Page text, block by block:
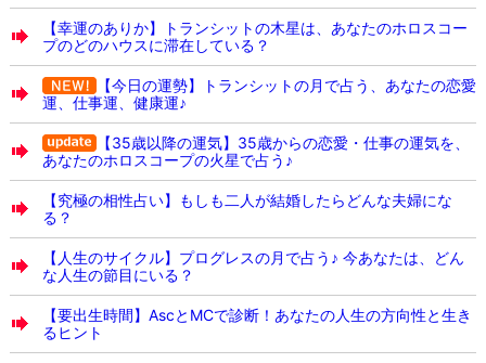
【幸運のありか】トランシットの木星は、あなたのホロスコー
プのどのハウスに滞在している？
【今日の運勢】トランシットの月で占う、あなたの恋愛
運、仕事運、健康運♪
【35歳以降の運気】35歳からの恋愛・仕事の運気を、
あなたのホロスコープの火星で占う♪
【究極の相性占い】もしも二人が結婚したらどんな夫婦にな
る？
【人生のサイクル】プログレスの月で占う♪ 今あなたは、どん
な人生の節目にいる？
【要出生時間】AscとMCで診断！あなたの人生の方向性と生き
るヒント